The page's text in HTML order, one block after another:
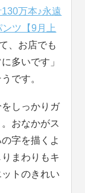
130万本♪永遠
ツ【9月上
、お店でも
多いです」
です。
しっかりガ
おなかがス
字を描くよ
まわりもキ
トのきれい